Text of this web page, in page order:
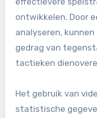
ontwikkelen. Door
analyseren,
gedrag van
tactieken
Het gebruik van
statistische